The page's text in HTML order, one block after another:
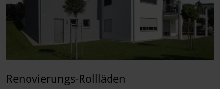
Renovierungs-Rollläden